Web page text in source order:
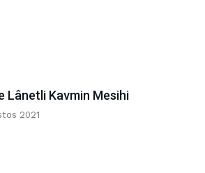
Lânetli Kavmin Mesihi
2021